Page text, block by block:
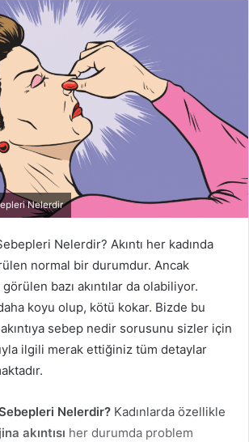
posta
Nelerdir
Nelerdir? Akıntı her kadında
normal bir durumdur. Ancak
bazı akıntılar da olabiliyor.
koyu olup, kötü kokar. Bizde bu
akıntıya sebep nedir sorusunu sizler için
ilgili merak ettiğiniz tüm detaylar
Nelerdir? Kadınlarda özellikle
akıntısı her durumda problem